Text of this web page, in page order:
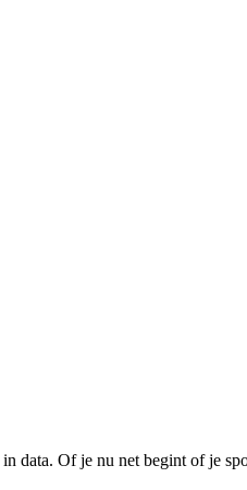
data. Of je nu net begint of je